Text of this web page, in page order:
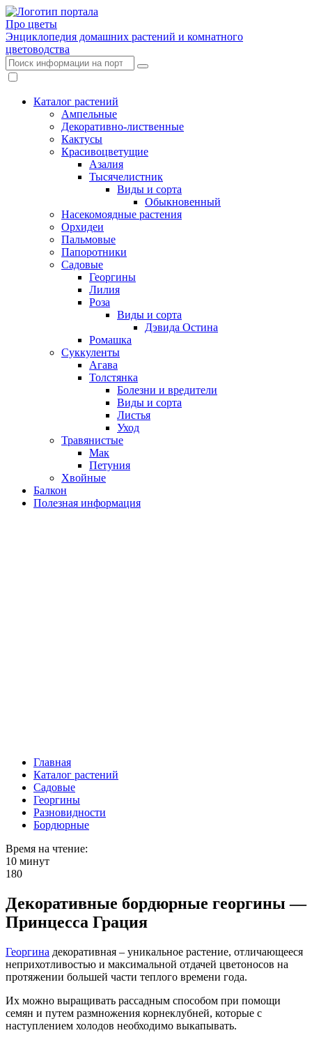
Про цветы
Энциклопедия домашних растений и комнатного
цветоводства
Каталог растений
Ампельные
Декоративно-лиственные
Кактусы
Красивоцветущие
Азалия
Тысячелистник
Виды и сорта
Обыкновенный
Насекомоядные растения
Орхидеи
Пальмовые
Папоротники
Садовые
Георгины
Лилия
Роза
Виды и сорта
Дэвида Остина
Ромашка
Суккуленты
Агава
Толстянка
Болезни и вредители
Виды и сорта
Листья
Уход
Травянистые
Мак
Петуния
Хвойные
Балкон
Полезная информация
Главная
Каталог растений
Садовые
Георгины
Разновидности
Бордюрные
Время на чтение:
10 минут
180
Декоративные бордюрные георгины —
Принцесса Грация
Георгина декоративная – уникальное растение, отличающееся
неприхотливостью и максимальной отдачей цветоносов на
протяжении большей части теплого времени года.
Их можно выращивать рассадным способом при помощи
семян и путем размножения корнеклубней, которые с
наступлением холодов необходимо выкапывать.